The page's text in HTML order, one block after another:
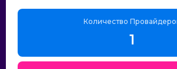
Количество
1